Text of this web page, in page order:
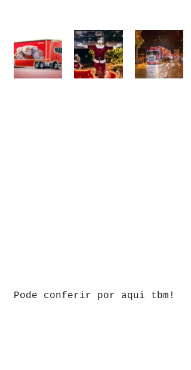
Pode conferir por aqui tbm!